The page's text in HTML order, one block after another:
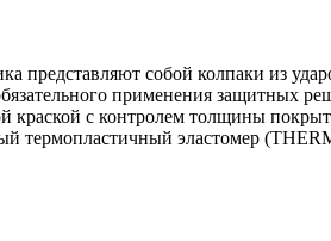
представляют собой колпаки из
применения защитных
с контролем толщины
термопластичный эластомер